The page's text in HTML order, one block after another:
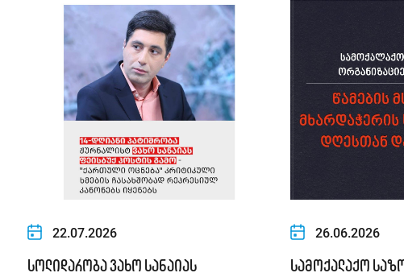
22.07.2026
სოლიდარობა ვახო სანაიას
26.06.2026
სამოქალაქო